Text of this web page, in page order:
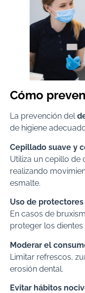
Cómo
La prevención del
de higiene
Cepillado suave y
Utiliza un cepillo de
realizando
esmalte.
Uso de
En casos de
proteger los
Moderar el
Limitar refrescos,
erosión dental.
Evitar hábitos